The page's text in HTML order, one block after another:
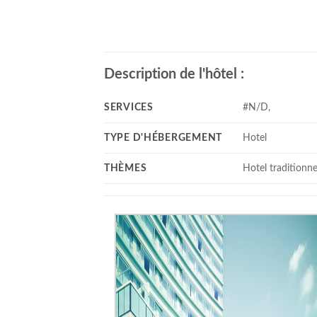
Description de l'hôtel :
SERVICES #N/D,
TYPE D'HÉBERGEMENT Hotel
THÈMES Hotel